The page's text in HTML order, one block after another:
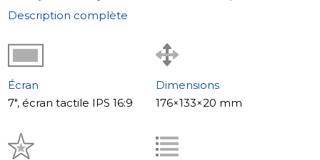
appareil entièrement compatible avec la toute
rendre le contrôle de votre interphone vidéo depuis un
smartphone simple, intuitif et très fiable.
En savoir plus surSlinex Smart Call – une application de
Le style de votre humeur
Description complète
Écran
7", écran tactile IPS 16:9
Dimensions
176×133×20 mm